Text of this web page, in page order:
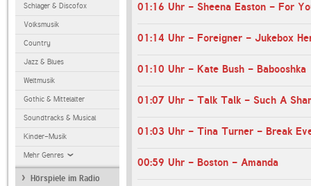
Schlager & Discofox
Volksmusik
Country
Jazz & Blues
Weltmusik
Gothic & Mittelalter
Soundtracks & Musical
Kinder-Musik
Mehr Genres
Hörspiele im Radio
01:16 Uhr - Sheena Easton - For
01:14 Uhr - Foreigner - Jukebox
01:10 Uhr - Kate Bush - Babooshka
01:07 Uhr - Talk Talk - Such A
01:03 Uhr - Tina Turner - Break
00:59 Uhr - Boston - Amanda